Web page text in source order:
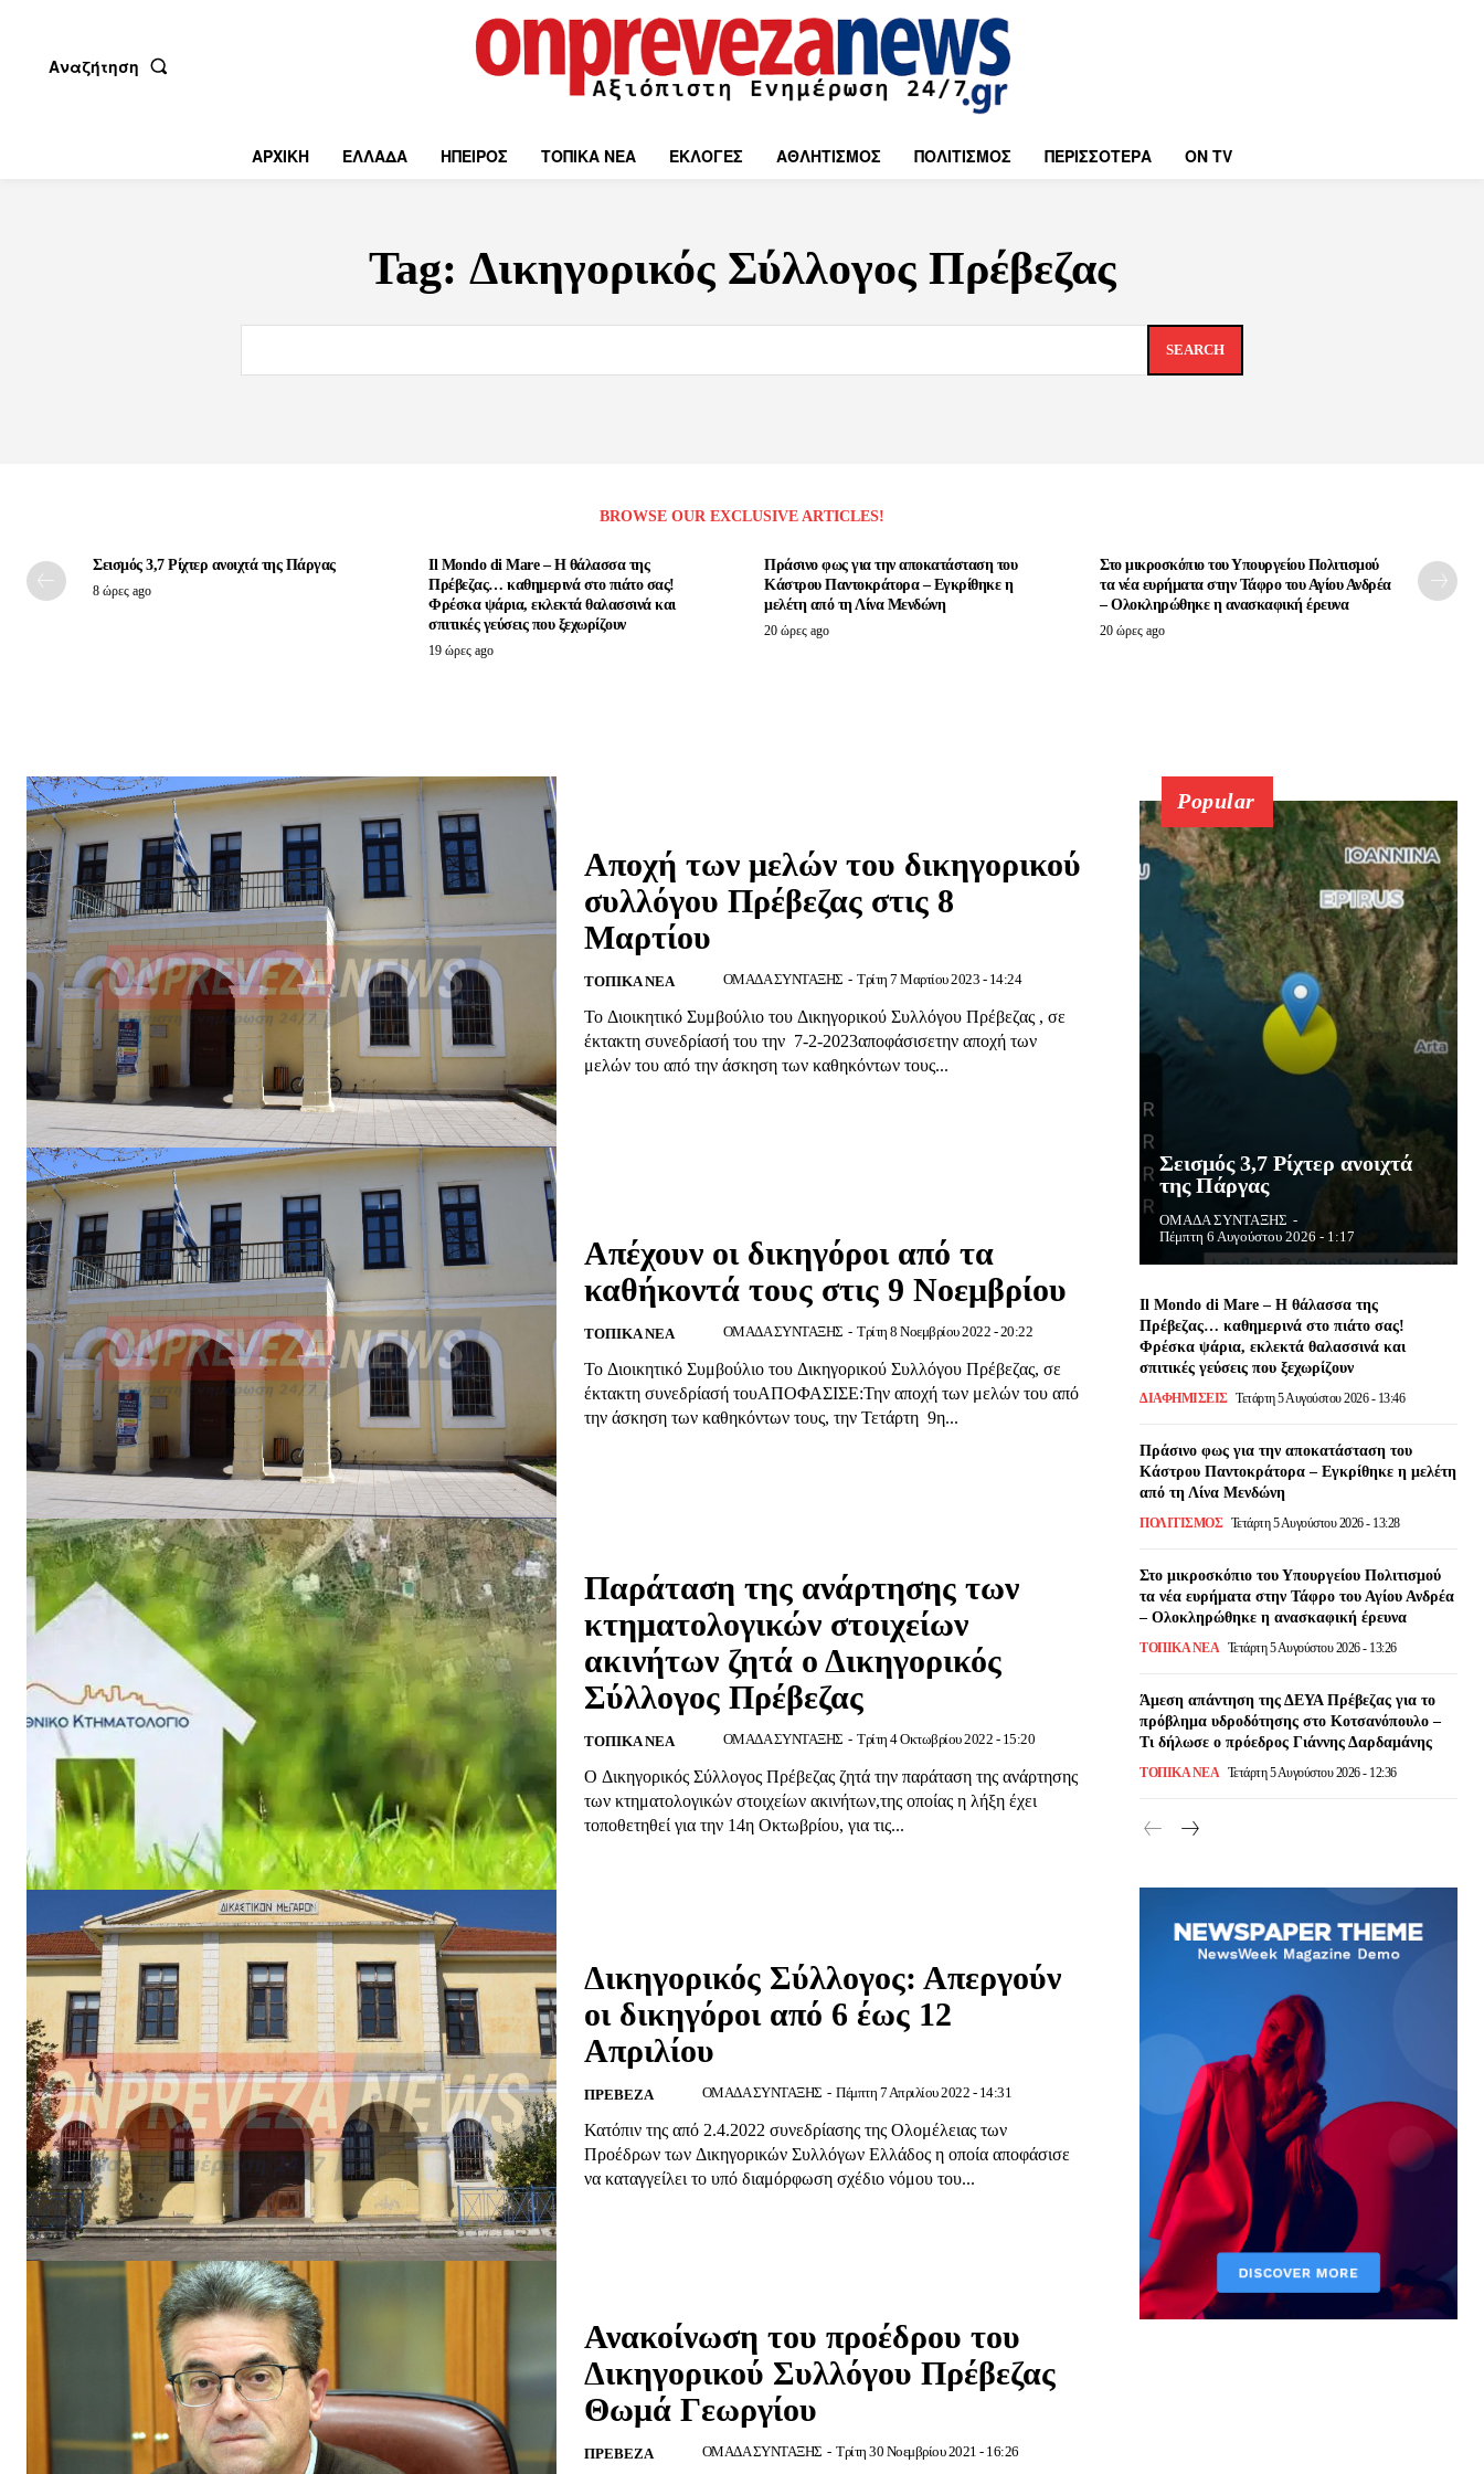
Αναζήτηση
ΑΡΧΙΚΗ ΕΛΛΑΔΑ ΗΠΕΙΡΟΣ ΤΟΠΙΚΑ ΝΕΑ ΕΚΛΟΓΕΣ ΑΘΛΗΤΙΣΜΟΣ ΠΟΛΙΤΙΣΜΟΣ ΠΕΡΙΣΣΟΤΕΡΑ ON TV
Tag: Δικηγορικός Σύλλογος Πρέβεζας
SEARCH
BROWSE OUR EXCLUSIVE ARTICLES!
Σεισμός 3,7 Ρίχτερ ανοιχτά της Πάργας
8 ώρες ago
Il Mondo di Mare – Η θάλασσα της
Πρέβεζας… καθημερινά στο πιάτο σας!
Φρέσκα ψάρια, εκλεκτά θαλασσινά και
σπιτικές γεύσεις που ξεχωρίζουν
19 ώρες ago
Πράσινο φως για την αποκατάσταση του
Κάστρου Παντοκράτορα – Εγκρίθηκε η
μελέτη από τη Λίνα Μενδώνη
20 ώρες ago
Στο μικροσκόπιο του Υπουργείου Πολιτισμού
τα νέα ευρήματα στην Τάφρο του Αγίου Ανδρέα
– Ολοκληρώθηκε η ανασκαφική έρευνα
20 ώρες ago
Αποχή των μελών του δικηγορικού
συλλόγου Πρέβεζας στις 8
Μαρτίου
ΤΟΠΙΚΆ ΝΈΑ ΟΜΑΔΑ ΣΥΝΤΑΞΗΣ - Τρίτη 7 Μαρτίου 2023 - 14:24
Το Διοικητικό Συμβούλιο του Δικηγορικού Συλλόγου Πρέβεζας , σε
έκτακτη συνεδρίασή του την 7-2-2023αποφάσισετην αποχή των
μελών του από την άσκηση των καθηκόντων τους...
Απέχουν οι δικηγόροι από τα
καθήκοντά τους στις 9 Νοεμβρίου
ΤΟΠΙΚΆ ΝΈΑ ΟΜΑΔΑ ΣΥΝΤΑΞΗΣ - Τρίτη 8 Νοεμβρίου 2022 - 20:22
Το Διοικητικό Συμβούλιο του Δικηγορικού Συλλόγου Πρέβεζας, σε
έκτακτη συνεδρίασή τουΑΠΟΦΑΣΙΣΕ:Την αποχή των μελών του από
την άσκηση των καθηκόντων τους, την Τετάρτη 9η...
Παράταση της ανάρτησης των
κτηματολογικών στοιχείων
ακινήτων ζητά ο Δικηγορικός
Σύλλογος Πρέβεζας
ΤΟΠΙΚΆ ΝΈΑ ΟΜΑΔΑ ΣΥΝΤΑΞΗΣ - Τρίτη 4 Οκτωβρίου 2022 - 15:20
Ο Δικηγορικός Σύλλογος Πρέβεζας ζητά την παράταση της ανάρτησης
των κτηματολογικών στοιχείων ακινήτων,της οποίας η λήξη έχει
τοποθετηθεί για την 14η Οκτωβρίου, για τις...
Δικηγορικός Σύλλογος: Απεργούν
οι δικηγόροι από 6 έως 12
Απριλίου
ΠΡΕΒΕΖΑ ΟΜΑΔΑ ΣΥΝΤΑΞΗΣ - Πέμπτη 7 Απριλίου 2022 - 14:31
Κατόπιν της από 2.4.2022 συνεδρίασης της Ολομέλειας των
Προέδρων των Δικηγορικών Συλλόγων Ελλάδος η οποία αποφάσισε
να καταγγείλει το υπό διαμόρφωση σχέδιο νόμου του...
Ανακοίνωση του προέδρου του
Δικηγορικού Συλλόγου Πρέβεζας
Θωμά Γεωργίου
ΠΡΕΒΕΖΑ ΟΜΑΔΑ ΣΥΝΤΑΞΗΣ - Τρίτη 30 Νοεμβρίου 2021 - 16:26
Popular
Σεισμός 3,7 Ρίχτερ ανοιχτά
της Πάργας
ΟΜΑΔΑ ΣΥΝΤΑΞΗΣ -
Πέμπτη 6 Αυγούστου 2026 - 1:17
Il Mondo di Mare – Η θάλασσα της
Πρέβεζας… καθημερινά στο πιάτο σας!
Φρέσκα ψάρια, εκλεκτά θαλασσινά και
σπιτικές γεύσεις που ξεχωρίζουν
ΔΙΑΦΗΜΙΣΕΙΣ Τετάρτη 5 Αυγούστου 2026 - 13:46
Πράσινο φως για την αποκατάσταση του
Κάστρου Παντοκράτορα – Εγκρίθηκε η μελέτη
από τη Λίνα Μενδώνη
ΠΟΛΙΤΙΣΜΌΣ Τετάρτη 5 Αυγούστου 2026 - 13:28
Στο μικροσκόπιο του Υπουργείου Πολιτισμού
τα νέα ευρήματα στην Τάφρο του Αγίου Ανδρέα
– Ολοκληρώθηκε η ανασκαφική έρευνα
ΤΟΠΙΚΆ ΝΈΑ Τετάρτη 5 Αυγούστου 2026 - 13:26
Άμεση απάντηση της ΔΕΥΑ Πρέβεζας για το
πρόβλημα υδροδότησης στο Κοτσανόπουλο –
Τι δήλωσε ο πρόεδρος Γιάννης Δαρδαμάνης
ΤΟΠΙΚΆ ΝΈΑ Τετάρτη 5 Αυγούστου 2026 - 12:36